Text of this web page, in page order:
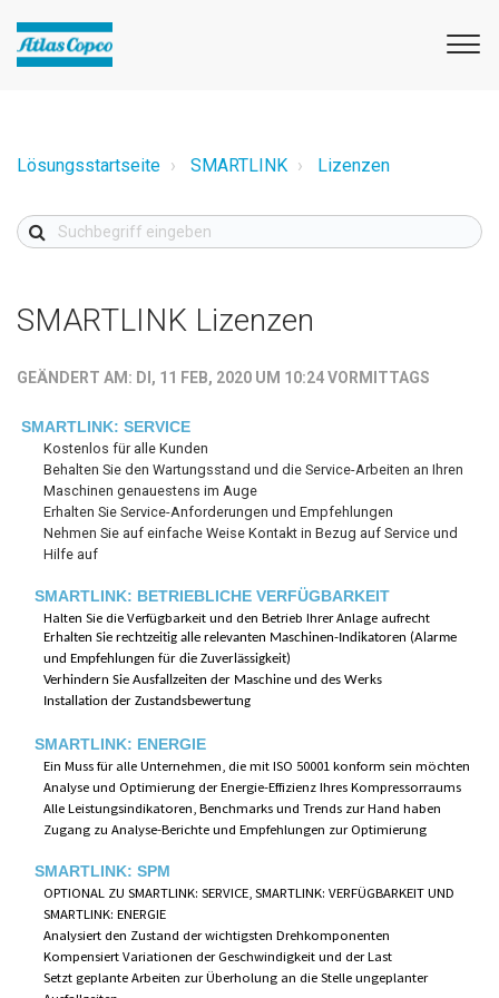
Lösungsstartseite SMARTLINK Lizenzen
SMARTLINK Lizenzen
GEÄNDERT AM: DI, 11 FEB, 2020 UM 10:24 VORMITTAGS
SMARTLINK: SERVICE
Kostenlos für alle Kunden
Behalten Sie den Wartungsstand und die Service-Arbeiten an Ihren
Maschinen genauestens im Auge
Erhalten Sie Service-Anforderungen und Empfehlungen
Nehmen Sie auf einfache Weise Kontakt in Bezug auf Service und
Hilfe auf
SMARTLINK: BETRIEBLICHE VERFÜGBARKEIT
Halten Sie die Verfügbarkeit und den Betrieb Ihrer Anlage aufrecht
Erhalten Sie rechtzeitig alle relevanten Maschinen-Indikatoren (Alarme
und Empfehlungen für die Zuverlässigkeit)
Verhindern Sie Ausfallzeiten der Maschine und des Werks
Installation der Zustandsbewertung
SMARTLINK: ENERGIE
Ein Muss für alle Unternehmen, die mit ISO 50001 konform sein möchten
Analyse und Optimierung der Energie-Effizienz Ihres Kompressorraums
Alle Leistungsindikatoren, Benchmarks und Trends zur Hand haben
Zugang zu Analyse-Berichte und Empfehlungen zur Optimierung
SMARTLINK: SPM
OPTIONAL ZU SMARTLINK: SERVICE, SMARTLINK: VERFÜGBARKEIT UND
SMARTLINK: ENERGIE
Analysiert den Zustand der wichtigsten Drehkomponenten
Kompensiert Variationen der Geschwindigkeit und der Last
Setzt geplante Arbeiten zur Überholung an die Stelle ungeplanter